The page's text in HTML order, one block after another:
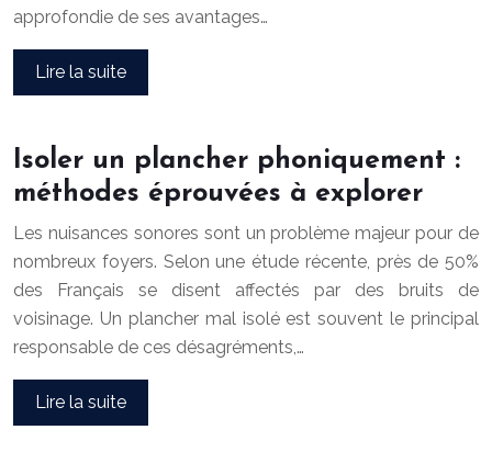
approfondie de ses avantages…
Lire la suite
Isoler un plancher phoniquement :
méthodes éprouvées à explorer
Les nuisances sonores sont un problème majeur pour de
nombreux foyers. Selon une étude récente, près de 50%
des Français se disent affectés par des bruits de
voisinage. Un plancher mal isolé est souvent le principal
responsable de ces désagréments,…
Lire la suite